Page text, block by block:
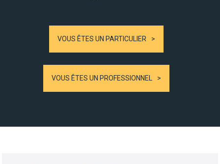
VOUS ÊTES UN PARTICULIER
VOUS ÊTES UN PROFESSIONNEL